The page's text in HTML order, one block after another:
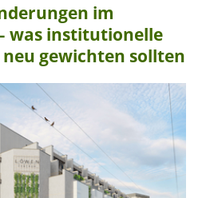
im
was institutionelle
gewichten sollten